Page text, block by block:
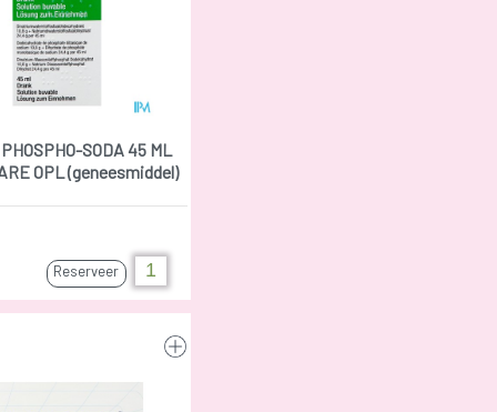
SODA 45 ML
OPL (geneesmiddel)
Reserveer